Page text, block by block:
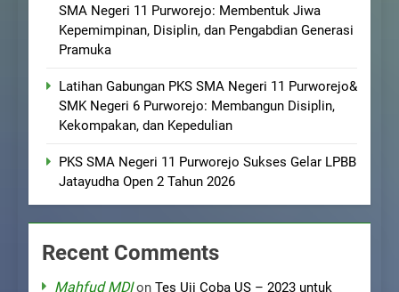
SMA Negeri 11 Purworejo: Membentuk Jiwa
Kepemimpinan, Disiplin, dan Pengabdian Generasi
Pramuka
Latihan Gabungan PKS SMA Negeri 11 Purworejo&
SMK Negeri 6 Purworejo: Membangun Disiplin,
Kekompakan, dan Kepedulian
PKS SMA Negeri 11 Purworejo Sukses Gelar LPBB
Jatayudha Open 2 Tahun 2026
Recent Comments
Mahfud MDIon Tes Uji Coba US – 2023 untuk